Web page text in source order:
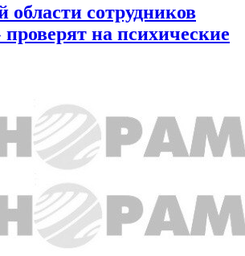
области сотрудников
проверят на психические